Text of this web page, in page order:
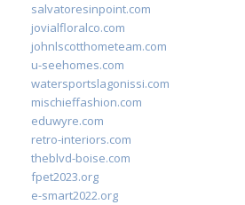
salvatoresinpoint.com
jovialfloralco.com
johnlscotthometeam.com
u-seehomes.com
watersportslagonissi.com
mischieffashion.com
eduwyre.com
retro-interiors.com
theblvd-boise.com
fpet2023.org
e-smart2022.org